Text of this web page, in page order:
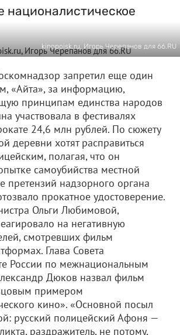
националистическое
kinopoisk.ru, Игорь Черепанов для 66.RU
запретил еще один
«Айта», за информацию,
принципам единства народов
участвовала в фестивалях
24,6 млн рублей. По сюжету
деревни хотят расправиться
полагая, что он
самоубийства местной
претензий надзорного органа
прокатное удостоверение.
Ольги Любимовой,
на негативную
смотревших фильм
Глава Совета
России по межнациональным
Дюков назвал фильм
примером
кино». «Основной посыл
русский полицейский Афоня —
раздражитель, не потому,